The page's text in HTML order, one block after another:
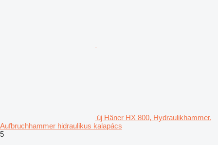
új Häner HX 800, Hydraulikhammer,
Aufbruchhammer hidraulikus kalapács
5